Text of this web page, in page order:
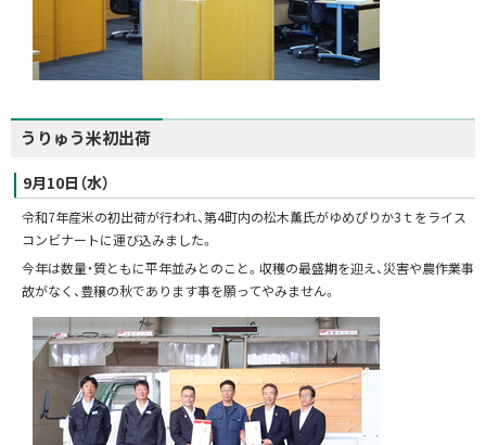
うりゅう米初出荷
9月10日（水）
令和7年産米の初出荷が行われ、第4町内の松木薫氏がゆめぴりか3ｔをライス
コンビナートに運び込みました。
今年は数量・質ともに平年並みとのこと。収穫の最盛期を迎え、災害や農作業事
故がなく、豊穣の秋であります事を願ってやみません。